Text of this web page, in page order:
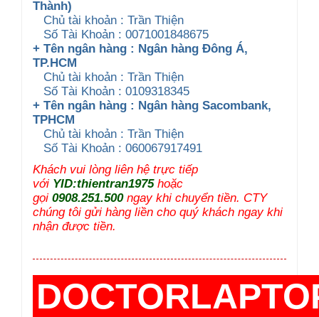
Thành)
Chủ tài khoản : Trần Thiện
Số Tài Khoản : 0071001848675
+ Tên ngân hàng : Ngân hàng Đông Á,
TP.HCM
Chủ tài khoản : Trần Thiện
Số Tài Khoản : 0109318345
+ Tên ngân hàng : Ngân hàng Sacombank,
TPHCM
Chủ tài khoản : Trần Thiện
Số Tài Khoản : 060067917491
Khách vui lòng liên hệ trực tiếp
với YID:thientran1975hoặc
gọi 0908.251.500ngay khi chuyển tiền. CTY
chúng tôi gửi hàng liền cho quý khách ngay khi
nhận được tiền.